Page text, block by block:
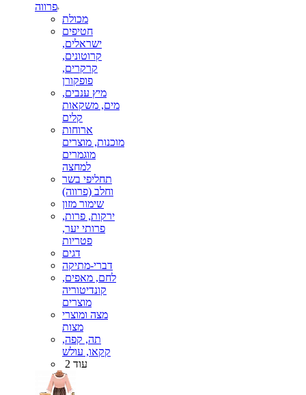
פרווה
מכולת
חטיפים
ישראלים,
קרוטונים,
קרקרים,
פופקורן
מיץ ענבים,
מים, משקאות
קלים
ארוחות
מוכנות, מוצרים
מוגמרים
למחצה
תחליפי בשר
וחלב (פרווה)
שימור מזון
ירקות, פרות,
פרותי יער,
פטריות
דגים
דברי-מתיקה
לחם, מאפים,
קונדיטוריה
מוצרים
מצה ומוצרי
מצות
תה, קפה,
קקאו, עולש
עוד 2